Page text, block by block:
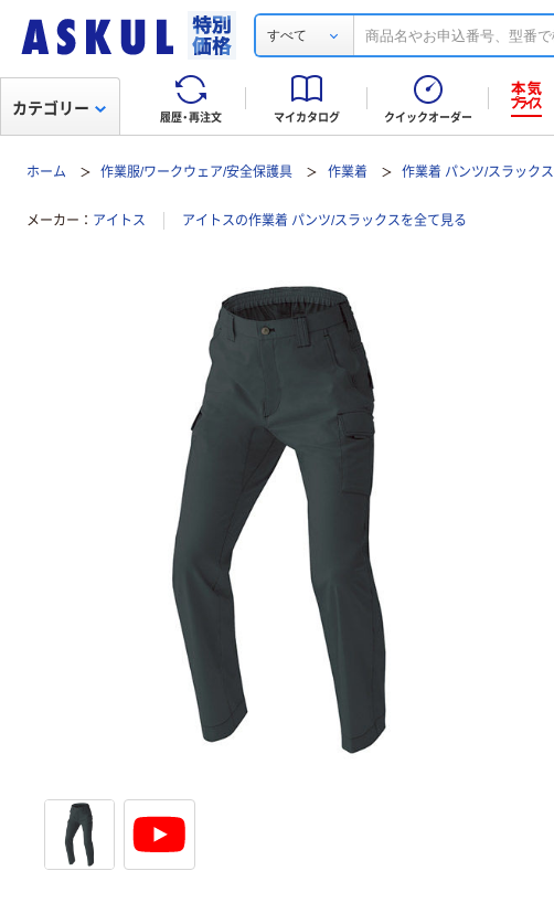
すべて
履歴・再注文 マイカタログ クイックオーダー
カテゴリー
ホーム 作業服/ワークウェア/安全保護具 作業着 作業着 パンツ/スラックス
メーカー アイトス アイトスの作業着 パンツ/スラックスを全て見る